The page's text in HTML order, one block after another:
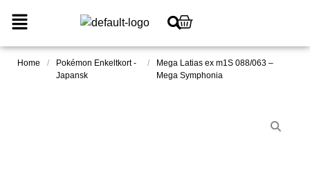
Home /
Pokémon Enkeltkort -
Japansk
/
Mega Latias ex m1S 088/063 –
Mega Symphonia